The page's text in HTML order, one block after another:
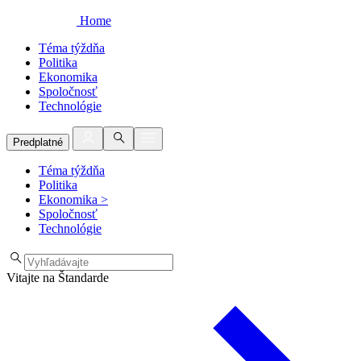
Home
Téma týždňa
Politika
Ekonomika
Spoločnosť
Technológie
Predplatné
Téma týždňa
Politika
Ekonomika >
Spoločnosť
Technológie
Vitajte na Štandarde